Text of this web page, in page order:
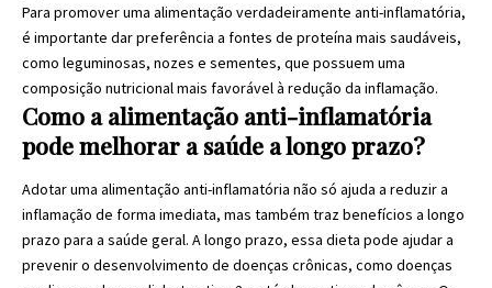
Para promover uma alimentação verdadeiramente anti-inflamatória,
é importante dar preferência a fontes de proteína mais saudáveis,
como leguminosas, nozes e sementes, que possuem uma
composição nutricional mais favorável à redução da inflamação.
Como a alimentação anti-inflamatória
pode melhorar a saúde a longo prazo?
Adotar uma alimentação anti-inflamatória não só ajuda a reduzir a
inflamação de forma imediata, mas também traz benefícios a longo
prazo para a saúde geral. A longo prazo, essa dieta pode ajudar a
prevenir o desenvolvimento de doenças crônicas, como doenças